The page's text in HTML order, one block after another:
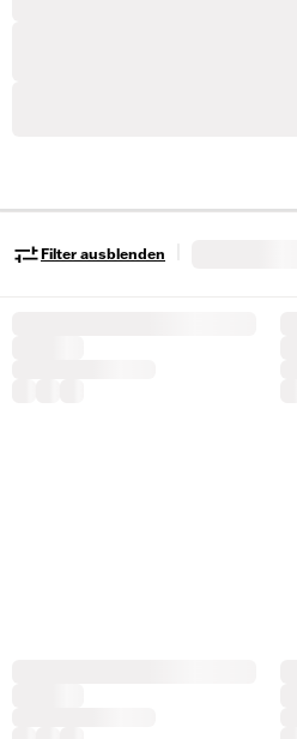
Filter ausblenden